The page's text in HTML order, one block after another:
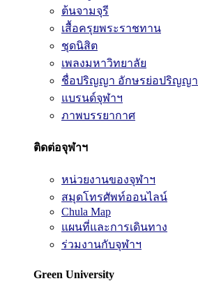
ต้นจามจุรี
เสื้อครุยพระราชทาน
ชุดนิสิต
เพลงมหาวิทยาลัย
ชื่อปริญญา อักษรย่อปริญญา
แบรนด์จุฬาฯ
ภาพบรรยากาศ
ติดต่อจุฬาฯ
หน่วยงานของจุฬาฯ
สมุดโทรศัพท์ออนไลน์
Chula Map
แผนที่และการเดินทาง
ร่วมงานกับจุฬาฯ
Green University